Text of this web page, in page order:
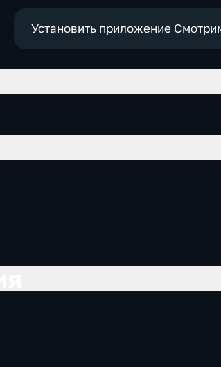
Установить приложение